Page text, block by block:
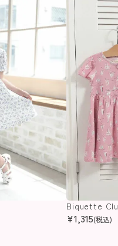
Biquette
¥1,315(税込)